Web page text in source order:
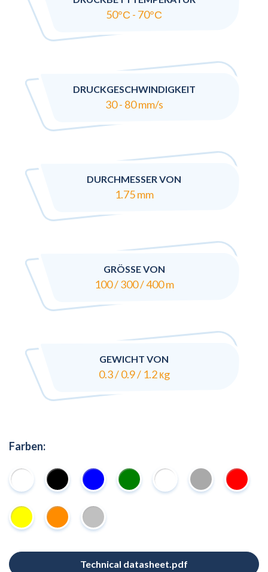
50°С - 70°С
DRUCKGESCHWINDIGKEIT
30 - 80 mm/s
DURCHMESSER VON
1.75 mm
GRÖSSE VON
100 / 300 / 400 m
GEWICHT VON
0.3 / 0.9 / 1.2 кg
Farben:
Technical datasheet.pdf